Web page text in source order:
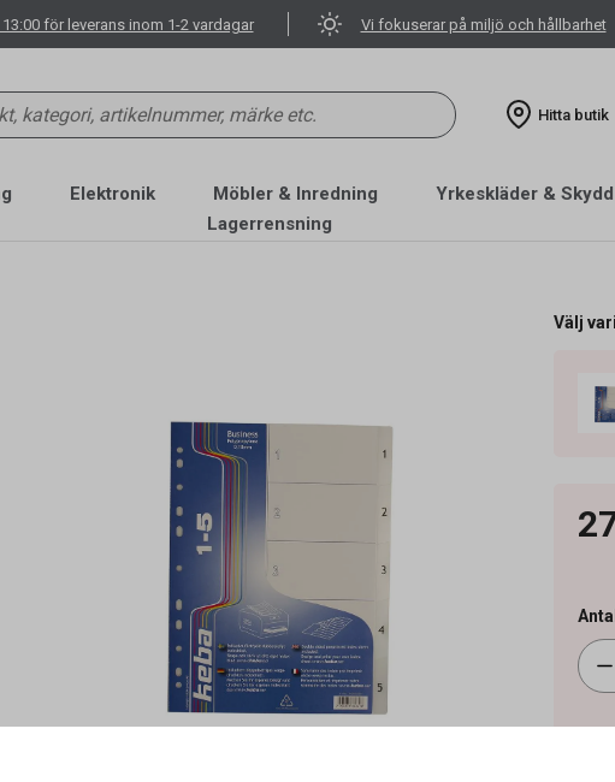
för leverans inom 1-2 vardagar Vi fokuserar på miljö och hållbarhet
Hitta butik
Elektronik Möbler & Inredning Yrkeskläder & Skydd
Lagerrensning
Välj
Antal